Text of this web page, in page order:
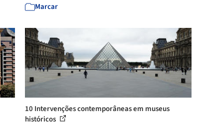
Marcar
10 Intervenções contemporâneas em museus
históricos